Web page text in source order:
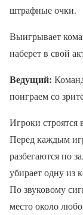
штрафные очки.
Выигрывает
наберет в свой
Ведущий:
поиграем со
Игроки строятся
Перед каждым
разбегаются по
убирает одну из
По звуковому
место около